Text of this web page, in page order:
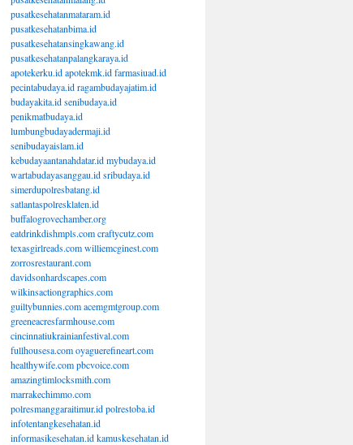
pusatkesehatanmataram.id
pusatkesehatanbima.id
pusatkesehatansingkawang.id
pusatkesehatanpalangkaraya.id
apotekerku.idapotekmk.idfarmasiuad.id
pecintabudaya.idragambudayajatim.id
budayakita.idsenibudaya.id
penikmatbudaya.id
lumbungbudayadermaji.id
senibudayaislam.id
kebudayaantanahdatar.idmybudaya.id
wartabudayasanggau.idsribudaya.id
simerdupolresbatang.id
satlantaspolresklaten.id
buffalogrovechamber.org
eatdrinkdishmpls.comcraftycutz.com
texasgirlreads.comwilliemcginest.com
zorrosrestaurant.com
davidsonhardscapes.com
wilkinsactiongraphics.com
guiltybunnies.comacemgmtgroup.com
greeneacresfarmhouse.com
cincinnatiukrainianfestival.com
fullhousesa.comoyaguerefineart.com
healthywife.compbcvoice.com
amazingtimlocksmith.com
marrakechimmo.com
polresmanggaraitimur.idpolrestoba.id
infotentangkesehatan.id
informasikesehatan.idkamuskesehatan.id